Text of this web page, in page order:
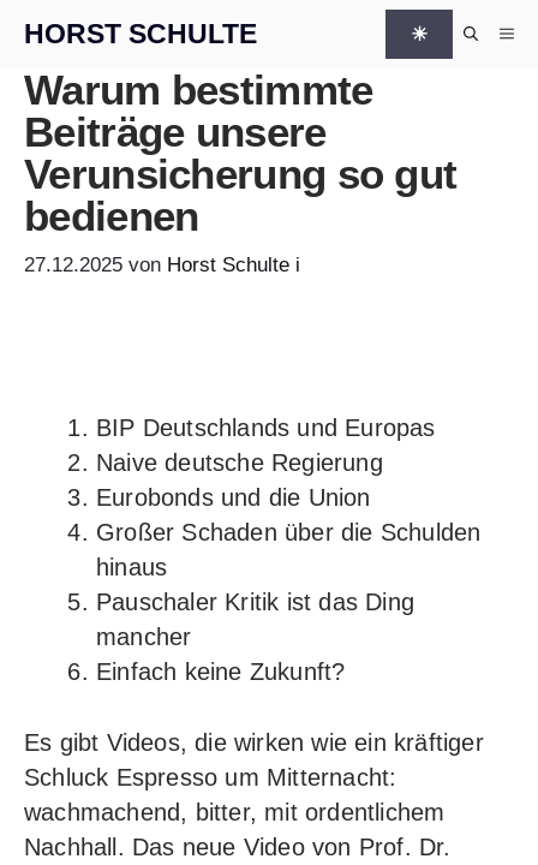
HORST SCHULTE ☀
Warum bestimmte
Beiträge unsere
Verunsicherung so gut
bedienen
27.12.2025 von Horst Schulte i
BIP Deutschlands und Europas
Naive deutsche Regierung
Eurobonds und die Union
Großer Schaden über die Schulden
hinaus
Pauschaler Kritik ist das Ding
mancher
Einfach keine Zukunft?
Es gibt Videos, die wirken wie ein kräftiger
Schluck Espresso um Mitternacht:
wachmachend, bitter, mit ordentlichem
Nachhall. Das neue Video von Prof. Dr.